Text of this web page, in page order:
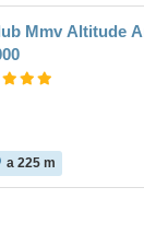
Mmv Altitude
a 225 m